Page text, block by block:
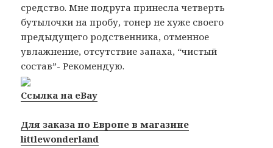
средство. Мне подруга принесла четверть
бутылочки на пробу, тонер не хуже своего
предыдущего родственника, отменное
увлажнение, отсутствие запаха, “чистый
состав”- Рекомендую.
Ссылка на eBay
Для заказа по Европе в магазине
littlewonderland